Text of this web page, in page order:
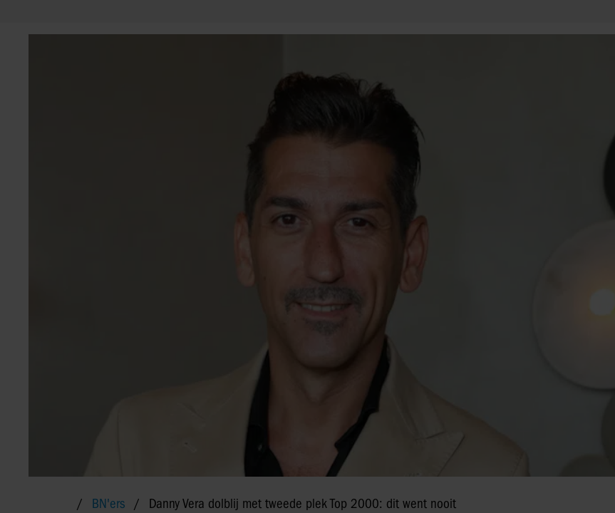
BN'ers Danny Vera dolblij met tweede plek Top 2000: dit went nooit